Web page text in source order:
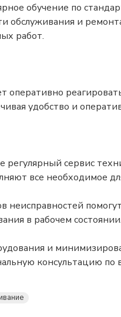
обучение по
обслуживания и
работ.
удобство и
сервис
все необходимое
в рабочем
и
консультацию по